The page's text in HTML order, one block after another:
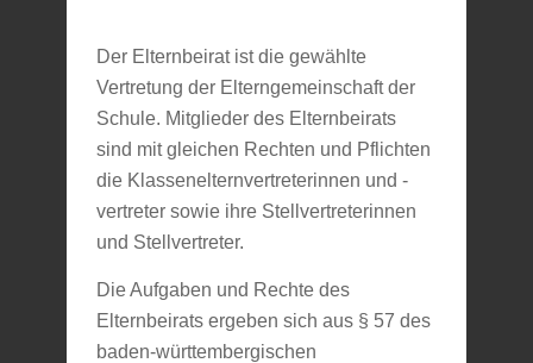
Der Elternbeirat ist die gewählte
Vertretung der Elterngemeinschaft der
Schule. Mitglieder des Elternbeirats
sind mit gleichen Rechten und Pflichten
die Klassenelternvertreterinnen und -
vertreter sowie ihre Stellvertreterinnen
und Stellvertreter.
Die Aufgaben und Rechte des
Elternbeirats ergeben sich aus § 57 des
baden-württembergischen